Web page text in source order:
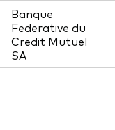
Banque
Federative du
Credit Mutuel
SA